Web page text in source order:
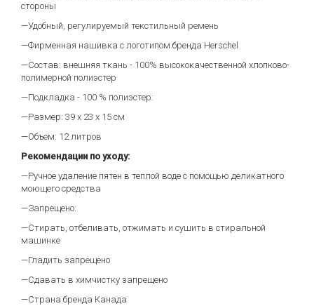
стороны
—Удобный, регулируемый текстильный ремень
—Фирменная нашивка с логотипом бренда Herschel
—Состав: внешняя ткань - 100% высококачественной хлопково-
полимерной полиэстер
—Подкладка - 100 % полиэстер:
—Размер: 39 х 23 х 15 см
—Объем: 12 литров
Рекомендации по уходу:
—Ручное удаление пятен в теплой воде с помощью деликатного
моющего средства
—Запрещено:
—Стирать, отбеливать, отжимать и сушить в стиральной
машинке
—Гладить запрещено
—Сдавать в химчистку запрещено
—Страна бренда Канада